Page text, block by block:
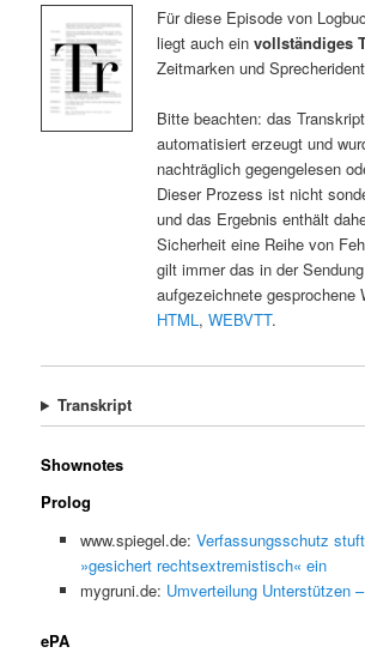
Für diese Episode von
liegt auch ein vollständiges
Zeitmarken und
Bitte beachten: das
automatisiert erzeugt und
nachträglich gegengelesen
Dieser Prozess ist nicht
und das Ergebnis enthält
Sicherheit eine Reihe von
gilt immer das in der Sendung
aufgezeichnete gesprochene
HTML, WEBVTT.
Transkript
Shownotes
Prolog
www.spiegel.de: Verfassungsschutz
»gesichert rechtsextremistisch« ein
mygruni.de: Umverteilung Unterstützen
ePA